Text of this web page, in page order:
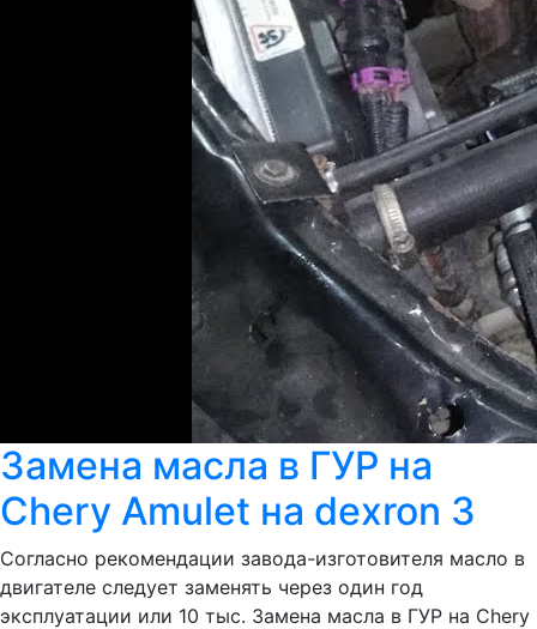
Замена масла в ГУР на
Chery Amulet на dexron 3
Согласно рекомендации завода-изготовителя масло в
двигателе следует заменять через один год
эксплуатации или 10 тыс. Замена масла в ГУР на Chery